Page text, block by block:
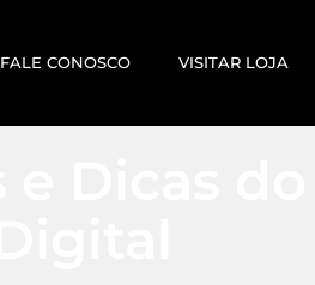
FALE CONOSCO VISITAR LOJA